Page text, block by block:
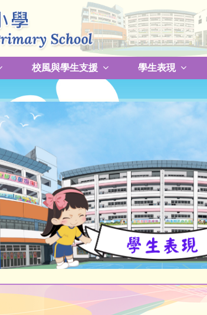
校風與學生支援 學生表現